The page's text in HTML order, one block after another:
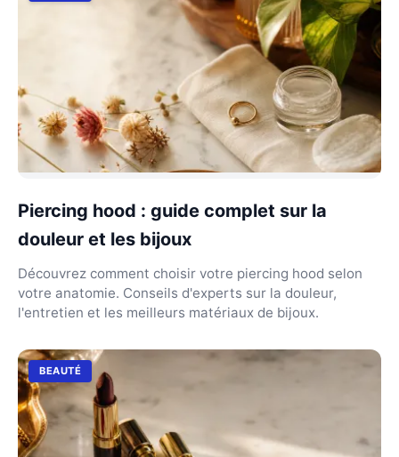
Piercing hood : guide complet sur la
douleur et les bijoux
Découvrez comment choisir votre piercing hood selon
votre anatomie. Conseils d'experts sur la douleur,
l'entretien et les meilleurs matériaux de bijoux.
BEAUTÉ